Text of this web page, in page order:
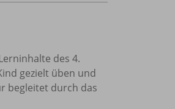
des 4.
gezielt üben und
begleitet durch das